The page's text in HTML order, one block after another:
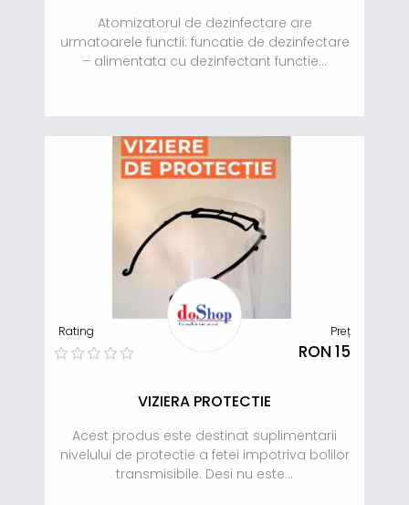
Atomizatorul de dezinfectare are
urmatoarele functii: funcatie de dezinfectare
– alimentata cu dezinfectant functie...
Rating Preț
RON 15
VIZIERA PROTECTIE
Acest produs este destinat suplimentarii
nivelului de protectie a fetei impotriva bolilor
transmisibile. Desi nu este...